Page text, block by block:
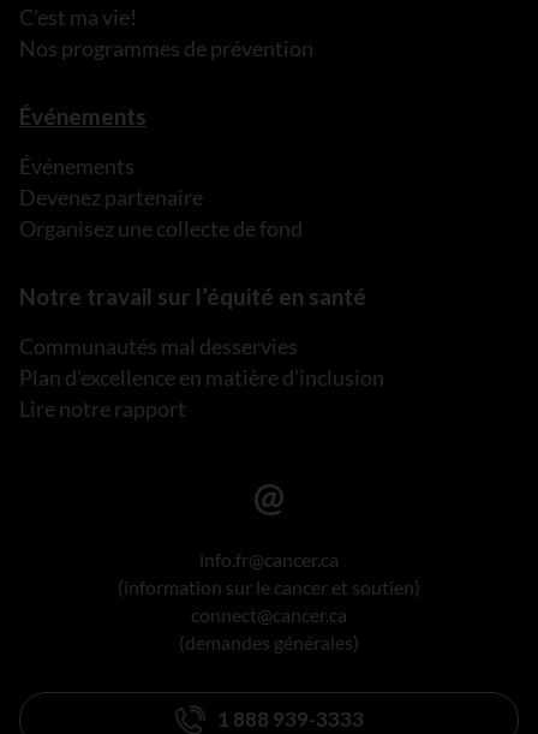
C’est ma vie!
Nos programmes de prévention
Événements
Événements
Devenez partenaire
Organisez une collecte de fond
Notre travail sur l’équité en santé
Communautés mal desservies
Plan d’excellence en matière d’inclusion
Lire notre rapport
info.fr@cancer.ca
(information sur le cancer et soutien)
connect@cancer.ca
(demandes générales)
1 888 939-3333